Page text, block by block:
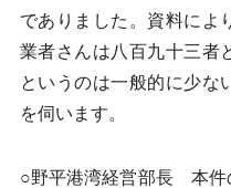
でありました。資料によ
業者さんは八百九十三者
というのは一般的に少な
を伺います。
○野平港湾経営部長 本件